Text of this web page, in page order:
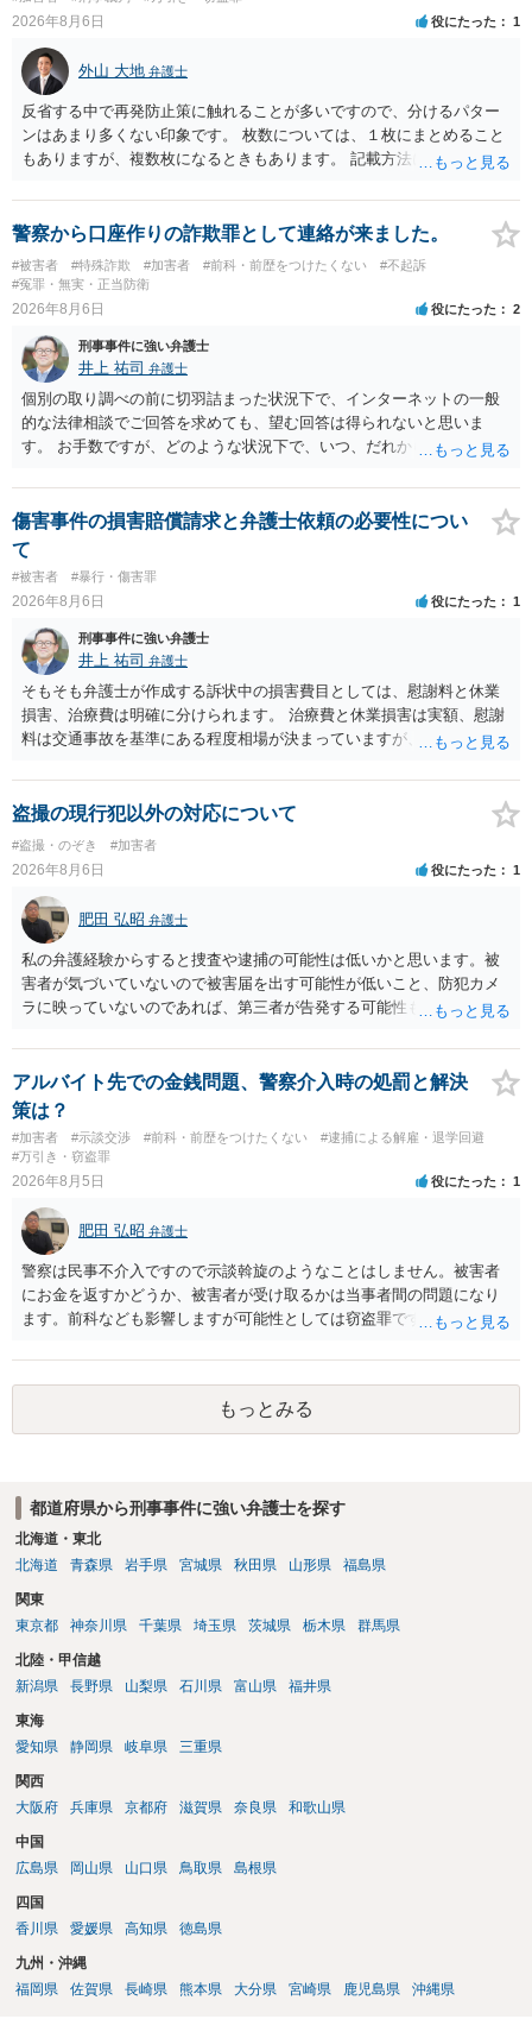
2026年8月6日 役にたった 1
外山 大地 弁護士
反省する中で再発防止策に触れることが多いですので、分けるパター
ンはあまり多くない印象です。 枚数については、１枚にまとめること
もありますが、複数枚になるときもあります。 記載方法については、
います。 したがいまして、いずれも良いかと考えます。
警察から口座作りの詐欺罪として連絡が来ました。
#被害者 #特殊詐欺 #加害者 #前科・前歴をつけたくない
#不起訴
#冤罪・無実・正当防衛
2026年8月6日 役にたった 2
刑事事件に強い弁護士
井上 祐司 弁護士
個別の取り調べの前に切羽詰まった状況下で、インターネットの一般
的な法律相談でご回答を求めても、望む回答は得られないと思いま
す。 お手数ですが、どのような状況下で、いつ、だれからどのような
の程度だと聞いているのかということについて、お近くで詳細な法律
相談を受けられたうえで対処方法を探された方がよいと思われます。
一般論でいえば、任意取り調べの場合、ＩＣレコーダーを持参して取
り調べ内容を録音することは必須だと考えます。
傷害事件の損害賠償請求と弁護士依頼の必要性につい
て
#被害者 #暴行・傷害罪
2026年8月6日 役にたった 1
刑事事件に強い弁護士
井上 祐司 弁護士
そもそも弁護士が作成する訴状中の損害費目としては、慰謝料と休業
損害、治療費は明確に分けられます。 治療費と休業損害は実額、慰謝
料は交通事故を基準にある程度相場が決まっていますが、全治１０日
ます。 そうすると、弁護士に依頼した場合はおそらく高い確率で費用
倒れ（回収しても全額弁護士費用となる）となる可能性が高いものと
予想します。 本人訴訟で進める場合には、すでに刑事手続が終了して
いる以上、相手方に資力がないことが多く回収できないケースが多い
（そのため、刑事事件の手続き中に、不本意ではあっても加害者の身
体拘束と、処分待ちという状況を利用して、被害弁償を受けておくこ
とが有効である場合が多い）ことを考慮しておく必要があります。
盗撮の現行犯以外の対応について
#盗撮・のぞき #加害者
2026年8月6日 役にたった 1
肥田 弘昭 弁護士
私の弁護経験からすると捜査や逮捕の可能性は低いかと思います。被
害者が気づいていないので被害届を出す可能性が低いこと、防犯カメ
ラに映っていないのであれば、第三者が告発する可能性も低いこと、
座る女性を盗撮(全体像写真1枚と5秒程度の動画)してしまいました。下
着や胸など強調したものではありません。」とありますが、少なくと
も捜査段階では性的姿態等撮影罪の被疑事実で逮捕勾留されるケース
が私の弁護経験では多くなった印象です（最終的には不起訴ないし各
都道府県の迷惑防止条例違反になることもあります）。2度としないこ
とをお勧めいたします。ご参考にしてください。
アルバイト先での金銭問題、警察介入時の処罰と解決
策は？
#加害者 #示談交渉 #前科・前歴をつけたくない
#逮捕による解雇・退学回避
#万引き・窃盗罪
2026年8月5日 役にたった 1
肥田 弘昭 弁護士
警察は民事不介入ですので示談斡旋のようなことはしません。被害者
にお金を返すかどうか、被害者が受け取るかは当事者間の問題になり
ます。前科なども影響しますが可能性としては窃盗罪ですので、逮捕
もっとみる
都道府県から刑事事件に強い弁護士を探す
北海道・東北
北海道
青森県 岩手県 宮城県 秋田県 山形県 福島県
関東
東京都
神奈川県 千葉県 埼玉県 茨城県 栃木県 群馬県
北陸・甲信越
新潟県
長野県 山梨県 石川県 富山県 福井県
東海
愛知県
静岡県 岐阜県 三重県
関西
大阪府
兵庫県 京都府 滋賀県 奈良県 和歌山県
中国
広島県
岡山県 山口県 鳥取県 島根県
四国
香川県
愛媛県 高知県 徳島県
九州・沖縄
福岡県
佐賀県 長崎県 熊本県 大分県 宮崎県 鹿児島県 沖縄県